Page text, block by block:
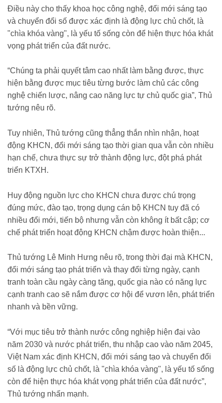
Điều này cho thấy khoa học công nghệ, đổi mới sáng tạo
và chuyển đổi số được xác định là động lực chủ chốt, là
"chìa khóa vàng", là yếu tố sống còn để hiện thực hóa khát
vọng phát triển của đất nước.
“Chúng ta phải quyết tâm cao nhất làm bằng được, thực
hiện bằng được mục tiêu từng bước làm chủ các công
nghệ chiến lược, nâng cao năng lực tự chủ quốc gia”, Thủ
tướng nêu rõ.
Tuy nhiên, Thủ tướng cũng thẳng thắn nhìn nhận, hoạt
động KHCN, đổi mới sáng tạo thời gian qua vẫn còn nhiều
hạn chế, chưa thực sự trở thành động lực, đột phá phát
triển KTXH.
Huy động nguồn lực cho KHCN chưa được chú trọng
đúng mức, đào tạo, trọng dụng cán bộ KHCN tuy đã có
nhiều đổi mới, tiến bộ nhưng vẫn còn không ít bất cập; cơ
chế phát triển hoạt động KHCN chậm được hoàn thiện...
Thủ tướng Lê Minh Hưng nêu rõ, trong thời đại mà KHCN,
đổi mới sáng tạo phát triển và thay đổi từng ngày, cạnh
tranh toàn cầu ngày càng tăng, quốc gia nào có năng lực
cạnh tranh cao sẽ nắm được cơ hội để vươn lên, phát triển
nhanh và bền vững.
“Với mục tiêu trở thành nước công nghiệp hiện đại vào
năm 2030 và nước phát triển, thu nhập cao vào năm 2045,
Việt Nam xác định KHCN, đổi mới sáng tạo và chuyển đổi
số là động lực chủ chốt, là "chìa khóa vàng", là yếu tố sống
còn để hiện thực hóa khát vọng phát triển của đất nước”,
Thủ tướng nhấn mạnh.